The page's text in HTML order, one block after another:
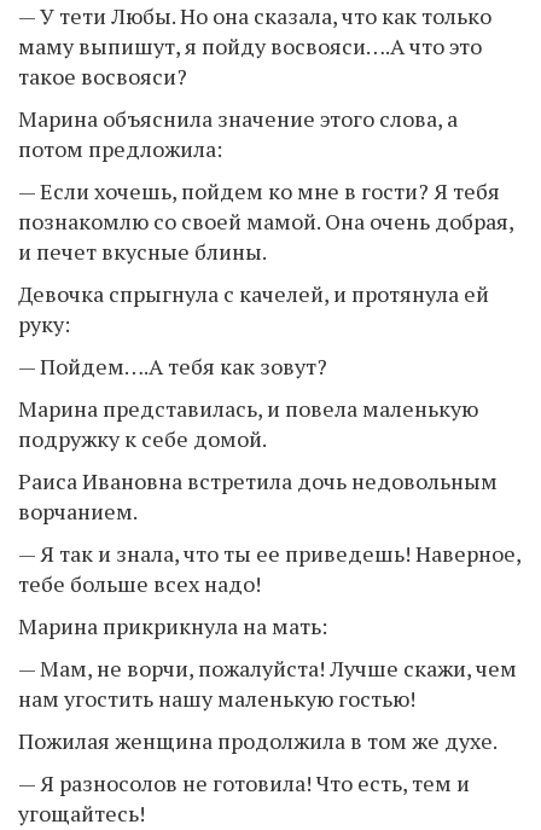
— У тети Любы. Но она сказала, что как только
маму выпишут, я пойду восвояси….А что это
такое восвояси?
Марина объяснила значение этого слова, а
потом предложила:
— Если хочешь, пойдем ко мне в гости? Я тебя
познакомлю со своей мамой. Она очень добрая,
и печет вкусные блины.
Девочка спрыгнула с качелей, и протянула ей
руку:
— Пойдем….А тебя как зовут?
Марина представилась, и повела маленькую
подружку к себе домой.
Раиса Ивановна встретила дочь недовольным
ворчанием.
— Я так и знала, что ты ее приведешь! Наверное,
тебе больше всех надо!
Марина прикрикнула на мать:
— Мам, не ворчи, пожалуйста! Лучше скажи, чем
нам угостить нашу маленькую гостью!
Пожилая женщина продолжила в том же духе.
— Я разносолов не готовила! Что есть, тем и
угощайтесь!